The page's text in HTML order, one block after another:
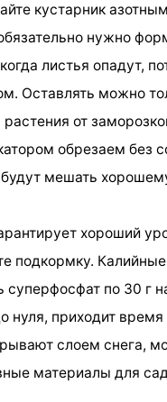
кустарник
нужно
листья опадут,
Оставлять можно
от
обрезаем без
мешать
хороший
подкормку.
по 30 г
нуля, приходит
слоем снега,
материалы для